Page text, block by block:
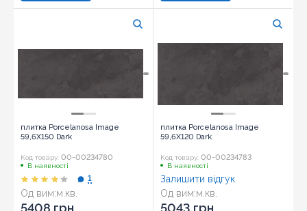
плитка Porcelanosa Image
59,6X150 Dark
Код товару: 00-00234780
В наявності
Од вим:м.кв.
Розмір: 59,6x150
1
5408 грн
плитка Porcelanosa Image
59,6X120 Dark
Код товару: 00-00234783
В наявності
Од вим:м.кв.
Розмір: 59,6x120
Залишити відгук
5043 грн